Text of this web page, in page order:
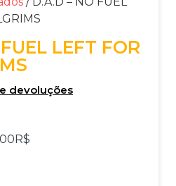
LEFT FOR
devoluções
R$